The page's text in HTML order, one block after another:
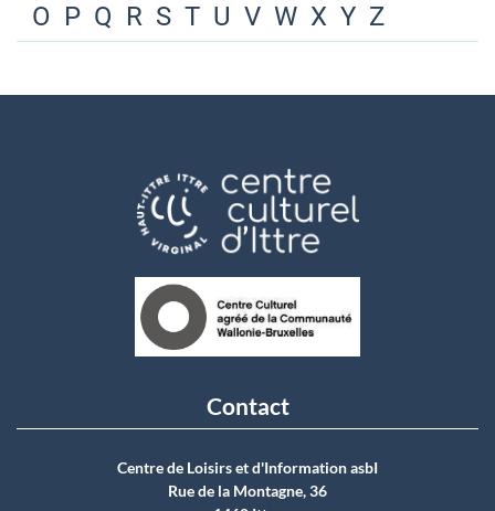
O P Q R S T U V W X Y Z
Contact
Centre de Loisirs et d'Information asbI
Rue de la Montagne, 36